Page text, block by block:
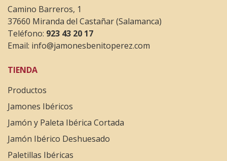
Camino Barreros, 1
37660 Miranda del Castañar (Salamanca)
Teléfono: 923 43 20 17
Email: info@jamonesbenitoperez.com
TIENDA
Productos
Jamones Ibéricos
Jamón y Paleta Ibérica Cortada
Jamón Ibérico Deshuesado
Paletillas Ibéricas